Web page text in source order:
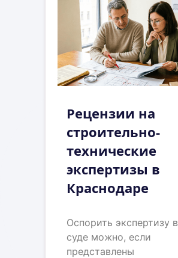
Рецензии на
строительно-
технические
экспертизы в
Краснодаре
Оспорить экспертизу в
суде можно, если
представлены